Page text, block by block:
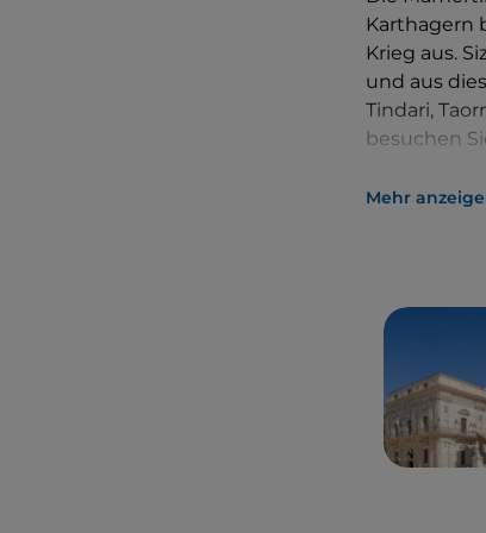
Karthagern
Krieg aus.
und aus
Tindari,
besuchen
Nach dem
Westgoten
friedlichen
geblieben,
Vesper
Friedrich III.
gewählt.
nach der
Mehr